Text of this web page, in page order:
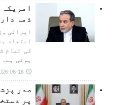
ذمہ
ایرانی
اعتماد
کی تمام
ہوتی ہے۔
06-18 16:25
صدر
پر